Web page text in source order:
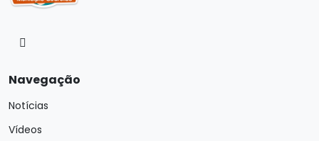
Navegação
Notícias
Vídeos